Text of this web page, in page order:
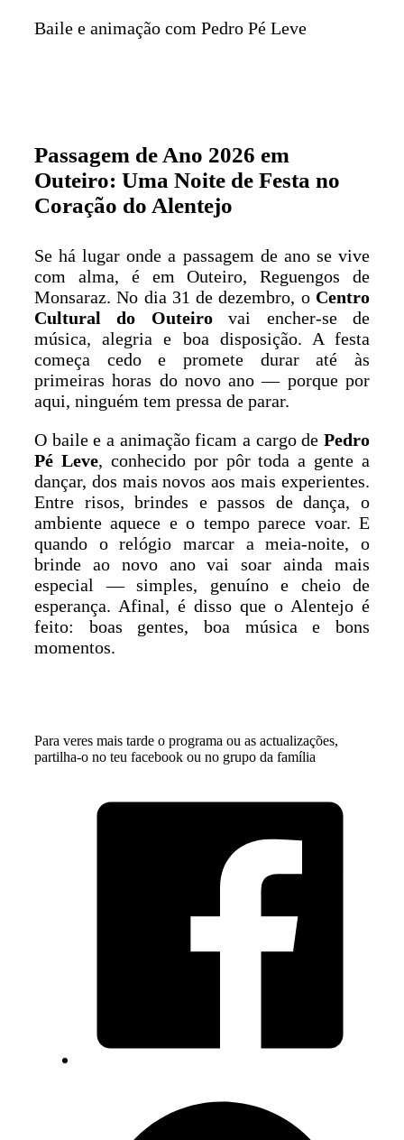
Baile e animação com Pedro Pé Leve
Passagem de Ano 2026 em
Outeiro: Uma Noite de Festa no
Coração do Alentejo
Se há lugar onde a passagem de ano se vive
com alma, é em Outeiro, Reguengos de
Monsaraz. No dia 31 de dezembro, o Centro
Cultural do Outeirovai encher-se de
música, alegria e boa disposição. A festa
começa cedo e promete durar até às
primeiras horas do novo ano — porque por
aqui, ninguém tem pressa de parar.
O baile e a animação ficam a cargo de Pedro
Pé Leve, conhecido por pôr toda a gente a
dançar, dos mais novos aos mais experientes.
Entre risos, brindes e passos de dança, o
ambiente aquece e o tempo parece voar. E
quando o relógio marcar a meia-noite, o
brinde ao novo ano vai soar ainda mais
especial — simples, genuíno e cheio de
esperança. Afinal, é disso que o Alentejo é
feito: boas gentes, boa música e bons
momentos.
Para veres mais tarde o programa ou as actualizações,
partilha-o no teu facebook ou no grupo da família